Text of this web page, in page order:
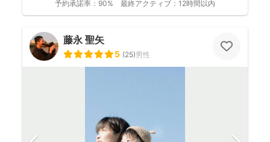
予約承諾率： 90% 最終アクティブ： 12時間以内
藤永 聖矢
5 (25)男性